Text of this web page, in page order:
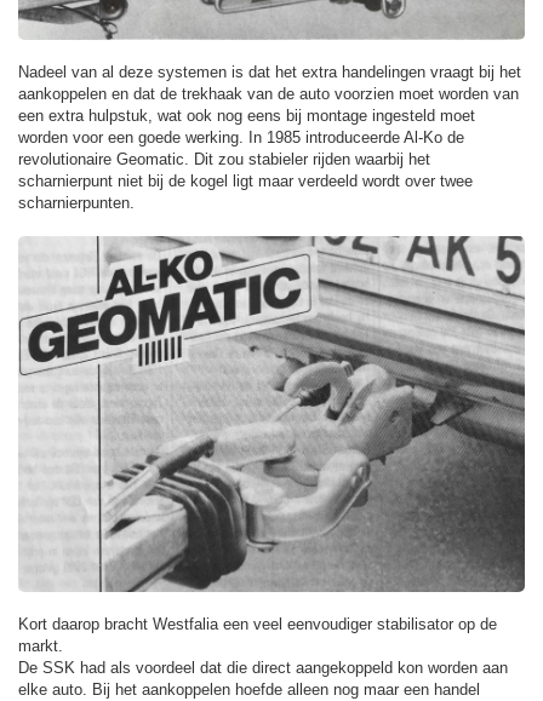
Nadeel van al deze systemen is dat het extra handelingen vraagt bij het
aankoppelen en dat de trekhaak van de auto voorzien moet worden van
een extra hulpstuk, wat ook nog eens bij montage ingesteld moet
worden voor een goede werking. In 1985 introduceerde Al-Ko de
revolutionaire Geomatic. Dit zou stabieler rijden waarbij het
scharnierpunt niet bij de kogel ligt maar verdeeld wordt over twee
scharnierpunten.
Kort daarop bracht Westfalia een veel eenvoudiger stabilisator op de
markt.
De SSK had als voordeel dat die direct aangekoppeld kon worden aan
elke auto. Bij het aankoppelen hoefde alleen nog maar een handel